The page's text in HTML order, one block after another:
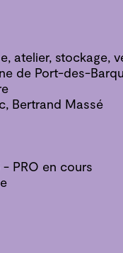
atelier, stockage,
de Port-des-
Bertrand Massé
PRO en cours